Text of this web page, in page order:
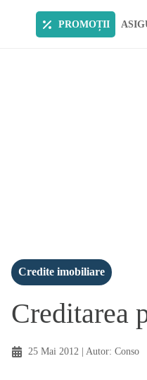
PROMOȚII
Credite imobiliare
Creditarea
25 Mai 2012 | Autor: Conso